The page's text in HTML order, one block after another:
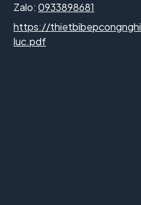
Zalo: 0933898681
https://
luc.pdf